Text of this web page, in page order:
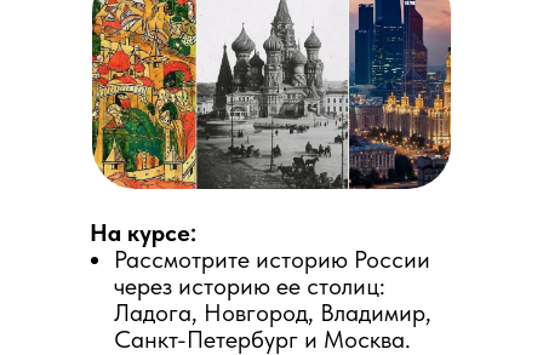
На курсе:
Рассмотрите историю России
через историю ее столиц:
Ладога, Новгород, Владимир,
Санкт-Петербург и Москва.